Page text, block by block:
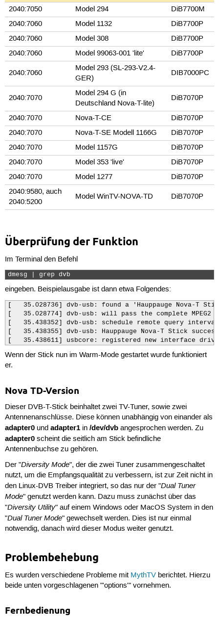
2040:7050 Model 294
DiB7700M
2040:7060
Model 1132
DiB7700P
2040:7060
Model 308
DiB7700P
2040:7060
Model 99063-001 'lite' DiB7700P
2040:7060
Model 293 (SL-293-V2.4-
GER)
DIB7000PC
2040:7070
Model 294 G (in
Deutschland Nova-T-lite)
DiB7070P
2040:7070 Nova-T-CE
DiB7070P
2040:7070
Nova-T-SE Modell 1166G
DiB7070P
2040:7070
Model 1157G
DiB7070P
2040:7070
Model 353 'live'
DiB7070P
2040:7070
Model 1277
DiB7070P
2040:9580, auch
2040:5200
Model WinTV-NOVA-TD DiB7070P
Überprüfung der Funktion
Im Terminal den Befehl
dmesg | grep dvb
eingeben. Beispielausgabe ist dann etwa Folgendes:
[   35.028736] dvb-usb: found a 'Hauppauge Nova-T
[   35.028774] dvb-usb: will pass the complete
[   35.438352] dvb-usb: schedule remote query
[   35.438355] dvb-usb: Hauppauge Nova-T Stick
[   35.438611] usbcore: registered new interface driver
Wenn der Stick nun im Warm-Mode gestartet wurde funktioniert
er.
Nova TD-Version
Dieser DVB-T-Stick beinhaltet zwei TV-Tuner, sowie zwei
Antennenanschlüsse. Diese können unabhängig von einander als
adapter0und adapter1in /dev/dvbangesprochen werden. Zu
adapter0scheint die seitlich am Stick befindliche
Antennenbuchse zu gehören.
Der "Diversity Mode", der die zwei Tuner zusammengeschaltet
nutzt, um die Empfangsqualität zu verbessern, ist zur Zeit nicht in
den Linux-DVB Treiber integriert, so das nur der "Dual Tuner
Mode" genutzt werden kann. Dazu muss zunächst über das
"Diversity Utility" auf einem Windows oder MacOS System in den
"Dual Tuner Mode" gewechselt werden. Dies ist nur einmal
notwendig, danach wird dieser Modus weiter genutzt.
Problembehebung
Es wurden verschiedene Probleme mit MythTVberichtet. Hierzu
beide unten vorgeschlagenen "'options'" vornehmen.
Fernbedienung